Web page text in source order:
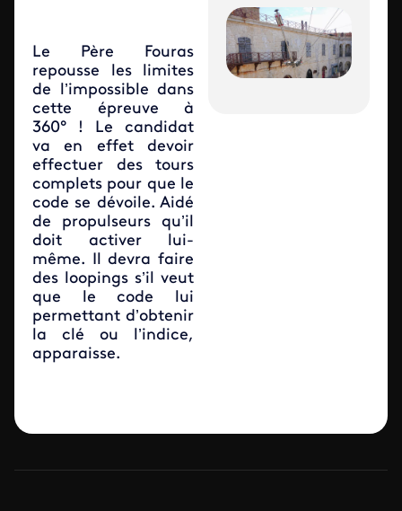
Le Père Fouras
repousse les limites
de l’impossible dans
cette épreuve à
360° ! Le candidat
va en effet devoir
effectuer des tours
complets pour que le
code se dévoile. Aidé
de propulseurs qu’il
doit activer lui-
même. Il devra faire
des loopings s’il veut
que le code lui
permettant d’obtenir
la clé ou l’indice,
apparaisse.